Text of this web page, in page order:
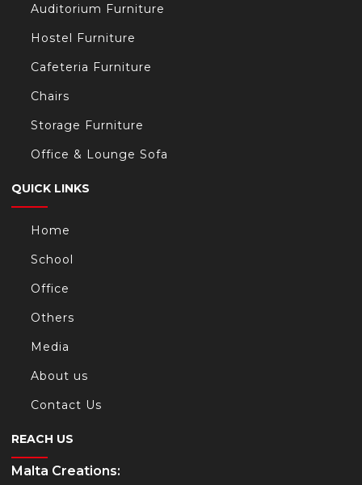
Auditorium Furniture
Hostel Furniture
Cafeteria Furniture
Chairs
Storage Furniture
Office & Lounge Sofa
QUICK LINKS
Home
School
Office
Others
Media
About us
Contact Us
REACH US
Malta Creations: